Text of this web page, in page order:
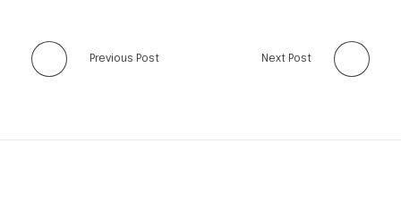
Previous Post Next Post